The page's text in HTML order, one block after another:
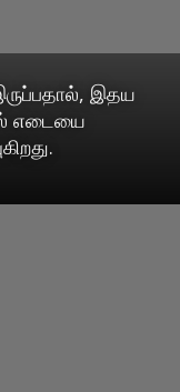
இதய
எடையை